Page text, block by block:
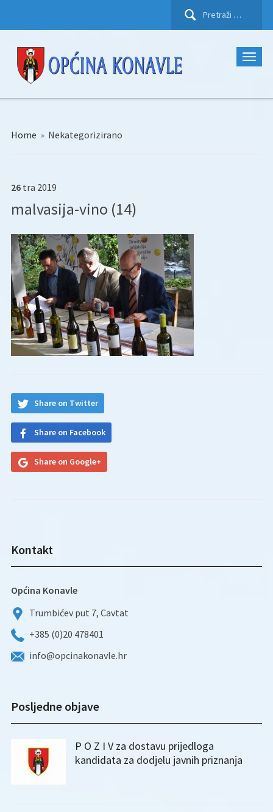
Pretraži:
Home » Nekategorizirano
26 tra 2019
malvasija-vino (14)
Share on Twitter
Share on Facebook
Share on Google+
Kontakt
Općina Konavle
Trumbićev put 7, Cavtat
+385 (0)20 478401
info@opcinakonavle.hr
Posljedne objave
P O Z I V za dostavu prijedloga
kandidata za dodjelu javnih priznanja